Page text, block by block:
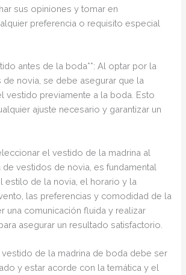
sus opiniones y tomar en
preferencia o requisito especial
antes de la boda**: Al optar por la
novia, se debe asegurar que la
vestido previamente a la boda. Esto
ajuste necesario y garantizar un
el vestido de la madrina al
vestidos de novia, es fundamental
estilo de la novia, el horario y la
las preferencias y comodidad de la
una comunicación fluida y realizar
asegurar un resultado satisfactorio.
vestido de la madrina de boda debe ser
y estar acorde con la temática y el